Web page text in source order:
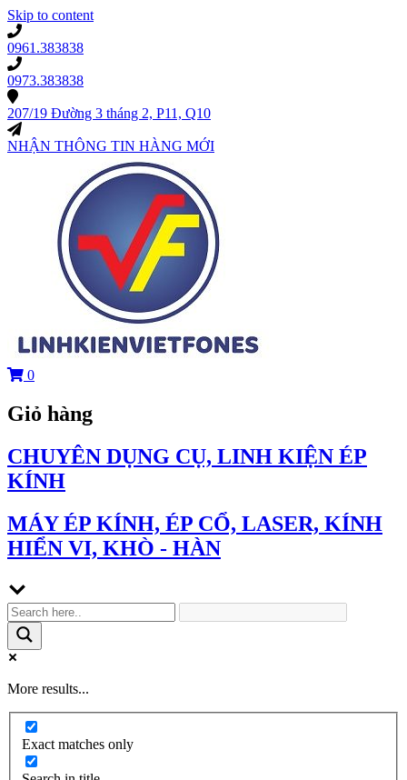
Skip to content
0961.383838
0973.383838
207/19 Đường 3 tháng 2, P11, Q10
NHẬN THÔNG TIN HÀNG MỚI
0
Giỏ hàng
CHUYÊN DỤNG CỤ, LINH KIỆN ÉP
KÍNH
MÁY ÉP KÍNH, ÉP CỔ, LASER, KÍNH
HIỂN VI, KHÒ - HÀN
More results...
Exact matches only